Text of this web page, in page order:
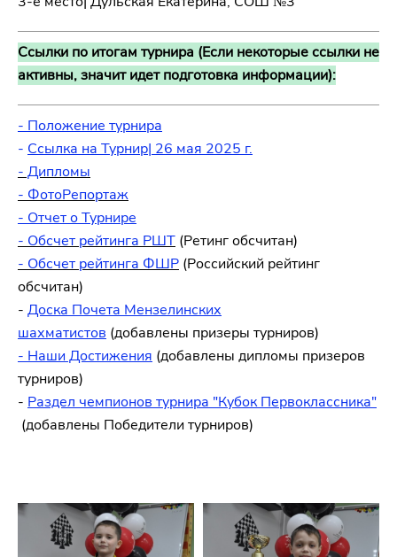
Ссылки по итогам турнира (Если некоторые ссылки не
активны, значит идет подготовка информации):
- Положение турнира
- Ссылка на Турнир| 26 мая 2025 г.
- Дипломы
- ФотоРепортаж
- Отчет о Турнире
- Обсчет рейтинга РШТ (Ретинг обсчитан)
- Обсчет рейтинга ФШР (Российский рейтинг
обсчитан)
- Доска Почета Мензелинских
шахматистов (добавлены призеры турниров)
- Наши Достижения (добавлены дипломы призеров
турниров)
- Раздел чемпионов турнира "Кубок Первоклассника"
(добавлены Победители турниров)